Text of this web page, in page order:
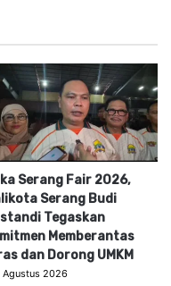
Serang Fair 2026,
Serang Budi
Tegaskan
Memberantas
dan Dorong UMKM
Agustus 2026